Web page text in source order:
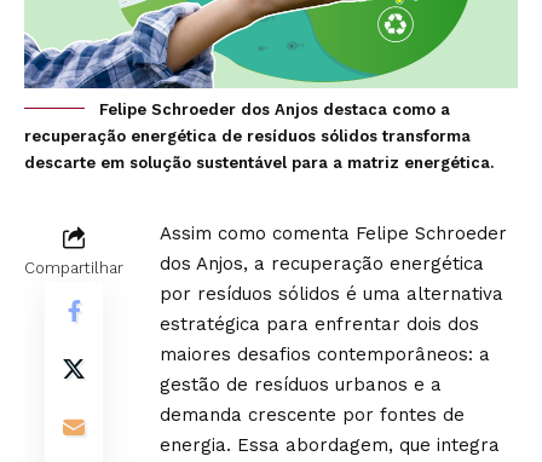
Felipe Schroeder dos Anjos destaca como a
recuperação energética de resíduos sólidos transforma
descarte em solução sustentável para a matriz energética.
Compartilhar
Assim como comenta Felipe Schroeder
dos Anjos, a recuperação energética
por resíduos sólidos é uma alternativa
estratégica para enfrentar dois dos
maiores desafios contemporâneos: a
gestão de resíduos urbanos e a
demanda crescente por fontes de
energia. Essa abordagem, que integra